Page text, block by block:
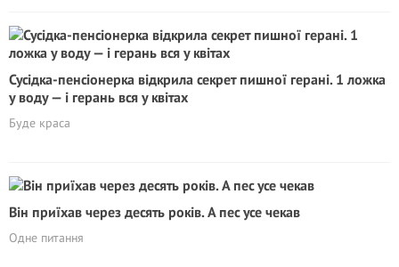
Сусідка-пенсіонерка відкрила секрет пишної герані. 1 ложка
у воду — і герань вся у квітах
Буде краса
Він приїхав через десять років. А пес усе чекав
Одне питання